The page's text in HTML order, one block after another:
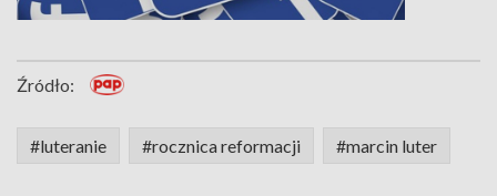
Źródło:
#luteranie #rocznica reformacji #marcin luter